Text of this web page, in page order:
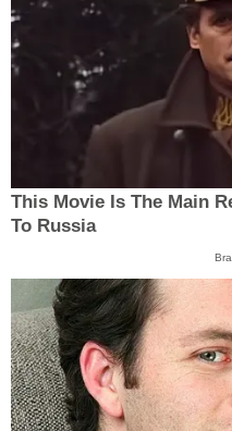
This Movie Is The Main
To Russia